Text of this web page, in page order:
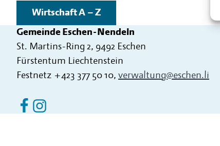
Wirtschaft A – Z
Gemeinde Eschen-Nendeln
St. Martins-Ring 2, 9492 Eschen
Fürstentum Liechtenstein
Festnetz +423 377 50 10, verwaltung@eschen.li
Eschen Nendeln auf Facebook
Eschen Nendeln auf Instagram